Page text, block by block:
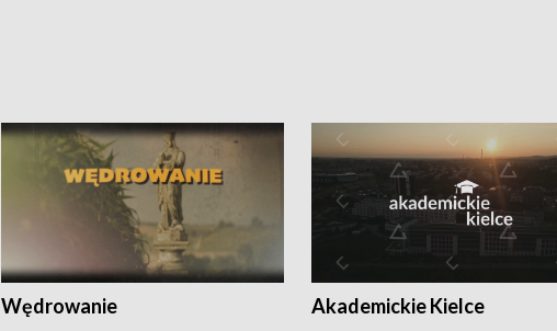
Wędrowanie Akademickie Kielce